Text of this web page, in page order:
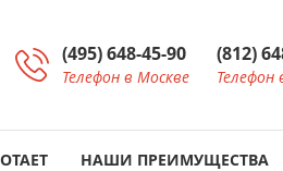
(495) 648-45-90
Телефон в Москве
(812)
Телефон
НАШИ ПРЕИМУЩЕСТВА